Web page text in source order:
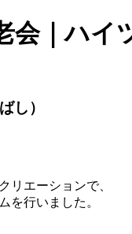
会｜ハイ
し）
リエーションで、
を行いました。